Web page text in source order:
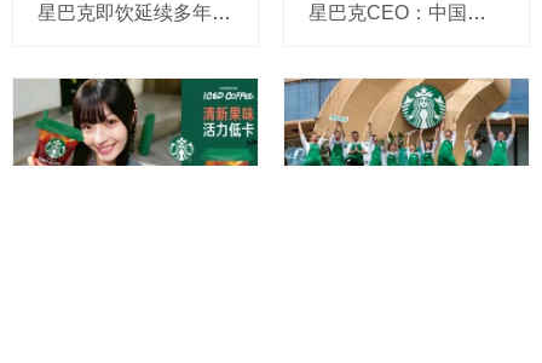
星巴克即饮延续多年双位数业务增长 首款新潮袋装咖啡惊艳上市 星巴克CEO：中国门店会“迅速”增至20000家，全球门店数也要翻番，星巴克日本业务或将步后尘被出售